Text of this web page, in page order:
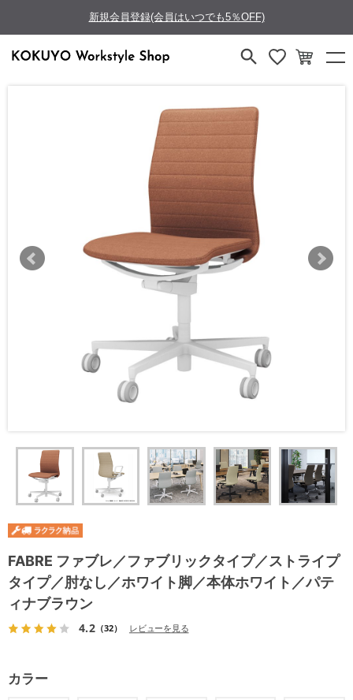
新規会員登録(会員はいつでも5％OFF)
FABRE ファブレ／ファブリックタイプ／ストライプ
タイプ／肘なし／ホワイト脚／本体ホワイト／パテ
ィナブラウン
4.2（32） レビューを見る
カラー